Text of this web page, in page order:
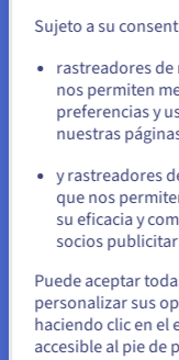
¡Nuestros
mejor!
Ve a la página
$
Permanezca
Seleccione
Sujeto a su
rastreadores
nos permiten
preferencias y
nuestras
y rastreadores
que nos
su eficacia y
socios
Puede aceptar
personalizar sus
haciendo clic en el
accesible al pie de